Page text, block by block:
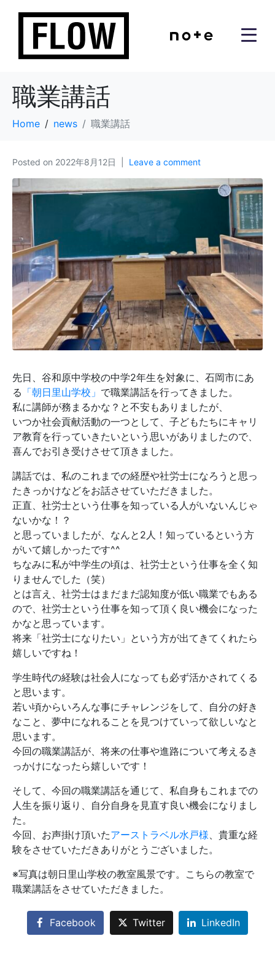
職業講話
Home news 職業講話
Posted on 2022年8月12日 Leave a comment
先日、谷和原中学校の中学2年生を対象に、石岡市にあ
る 「朝日里山学校」 で職業講話を行ってきました。
私に講師が務まるかな？と不安もありましたが、
いつか社会貢献活動の一つとして、子どもたちにキャリ
ア教育を行っていきたいという思いがありましたので、
喜んでお引き受けさせて頂きました。
講話では、私のこれまでの経歴や社労士になろうと思っ
たきっかけなどをお話させていただきました。
正直、社労士という仕事を知っている人がいないんじゃ
ないかな！？
と思っていましたが、なんと2人！知っているという方
がいて嬉しかったです^^
ちなみに私が中学生の頃は、社労士という仕事を全く知
りませんでした（笑）
とは言え、社労士はまだまだ認知度が低い職業でもある
ので、社労士という仕事を知って頂く良い機会になった
かなと思っています。
将来「社労士になりたい」という方が出てきてくれたら
嬉しいですね！
学生時代の経験は社会人になっても必ず活かされてくる
と思います。
若い頃からいろんな事にチャレンジをして、自分の好き
なこと、夢中になれることを見つけていって欲しいなと
思います。
今回の職業講話が、将来の仕事や進路について考えるき
っかけになったら嬉しいです！
そして、今回の職業講話を通じて、私自身もこれまでの
人生を振り返り、自分自身を見直す良い機会になりまし
た。
今回、お声掛け頂いたアーストラベル水戸様、貴重な経
験をさせていただきありがとうございました。
※写真は朝日里山学校の教室風景です。こちらの教室で
職業講話をさせていただきました。
Facebook Twitter LinkedIn